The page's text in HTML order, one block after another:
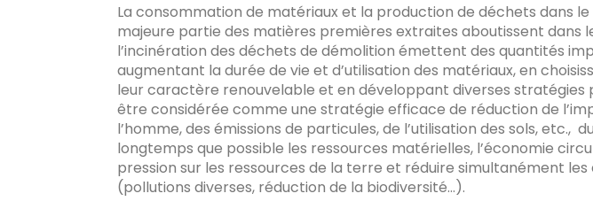
La consommation de matériaux et la production de déchets dans
majeure partie des matières premières extraites aboutissent
l’incinération des déchets de démolition émettent des quantités
augmentant la durée de vie et d’utilisation des matériaux, en
leur caractère renouvelable et en développant diverses
être considérée comme une stratégie efficace de réduction de
l’homme, des émissions de particules, de l’utilisation des sols,
longtemps que possible les ressources matérielles, l’économie
pression sur les ressources de la terre et réduire simultanément
(pollutions diverses, réduction de la biodiversité…).